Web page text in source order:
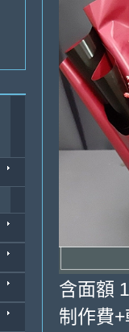
含面額
制作費